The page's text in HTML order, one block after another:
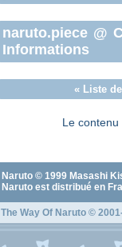
naruto.piece @
Informations
« Liste
Le
Naruto © 1999 Masashi
Naruto est distribué en
The Way Of Naruto ©